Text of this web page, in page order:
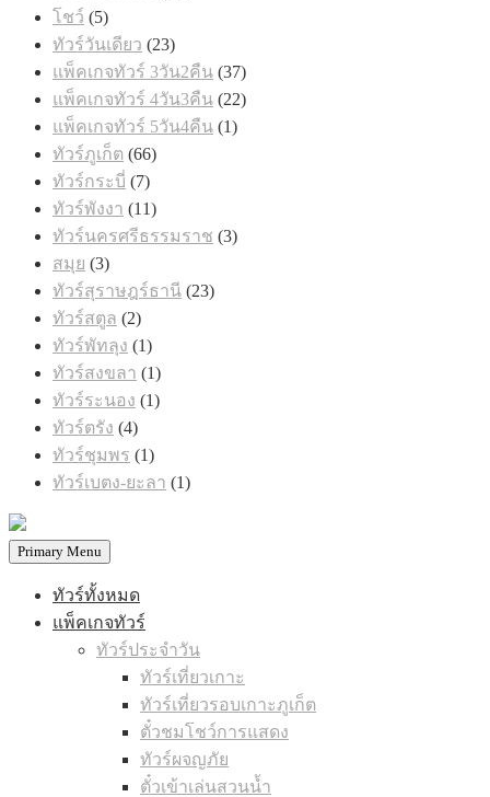
โชว์ 55
สินค้า
ทัวร์วันเดียว 2323
สินค้า
แพ็คเกจทัวร์ 3วัน2คืน 3737
สินค้า
แพ็คเกจทัวร์ 4วัน3คืน 2222
แพ็คเกจทัวร์ 5วัน4คืน 11
ทัวร์ภูเก็ต 6666
ทัวร์กระบี่ 77
สินค้า
ทัวร์พังงา 1111
ทัวร์นครศรีธรรมราช 33
สมุย 33
สินค้า
ทัวร์สุราษฎร์ธานี 2323
ทัวร์สตูล 22
สินค้า
ทัวร์พัทลุง 11
สินค้า
ทัวร์สงขลา 11
สินค้า
ทัวร์ระนอง 11
ทัวร์ตรัง 44
สินค้า
ทัวร์ชุมพร 11
สินค้า
ทัวร์เบตง-ยะลา 11
Primary Menu
ทัวร์ทั้งหมด
แพ็คเกจทัวร์
ทัวร์ประจำวัน
ทัวร์เที่ยวเกาะ
ทัวร์เที่ยวรอบเกาะภูเก็ต
ตั๋วชมโชว์การแสดง
ทัวร์ผจญภัย
ตั๋วเข้าเล่นสวนน้ำ